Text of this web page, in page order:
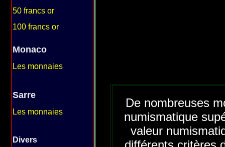
50 francs or
100 francs or
Monaco
Les monnaies
Sarre
Les monnaies
Divers
De nombreuses
numismatique
valeur